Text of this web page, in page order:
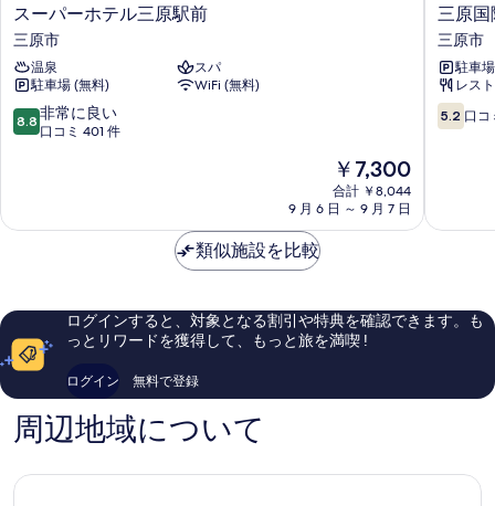
示
す
る
ス
ー
パ
ー
ホ
テ
ル
三
スーパーホテル三原駅前
三原市
温泉
スパ
駐車場 (無料)
WiFi (無料)
10
段
常
口
ミ
401
の
口
ミ
8.8 非常に良い
口コミ 401 件
現
在
の
￥7,300
合計 ￥8,044
9 月 6 日 ～ 9 月 7 日
三
原
国
際
ホ
テ
ル
三原
三原市
駐車
レス
10
段
コ
件
の
5.2 口コ
類似施設を比較
ログインすると、対象となる割引や特典を確認できます。も
っとリワードを獲得して、もっと旅を満喫 !
ログイン 無料で登録
周辺地域について